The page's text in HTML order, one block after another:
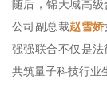
随后，锦天城高级
公司副总裁赵雪娇
强强联合不仅是
共筑量子科技行业